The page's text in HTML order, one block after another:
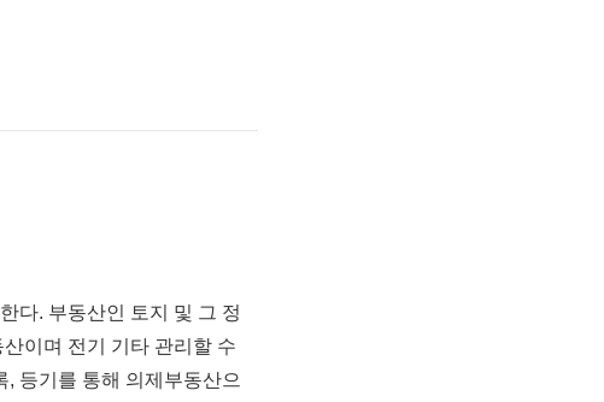
다. 부동산인 토지 및 그 정
이며 전기 기타 관리할 수
등기를 통해 의제부동산으